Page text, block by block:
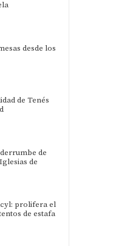
desde los
de Tenés
de
de
prolifera el
de estafa